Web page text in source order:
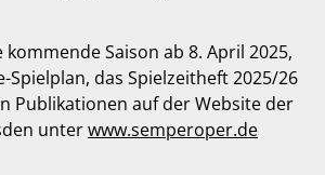
Saison ab 8. April 2025,
Spielplan, das Spielzeitheft 2025/26
Publikationen auf der Website der
unterwww.semperoper.de